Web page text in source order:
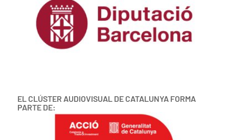
EL CLÚSTER AUDIOVISUAL DE CATALUNYA FORMA
PARTE DE: